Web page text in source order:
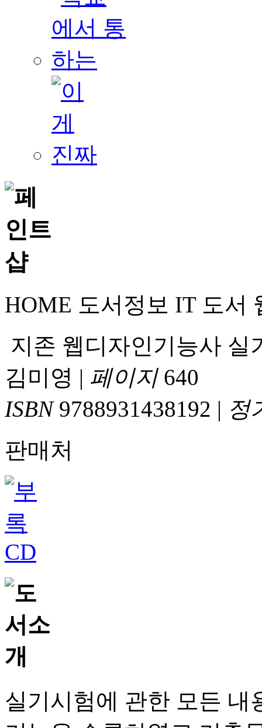
HOME 도서정보 IT 도서
지존 웹디자인기능사 실
김미영 | 페이지640
ISBN9788931438192 | 정
판매처
실기시험에 관한 모든 내